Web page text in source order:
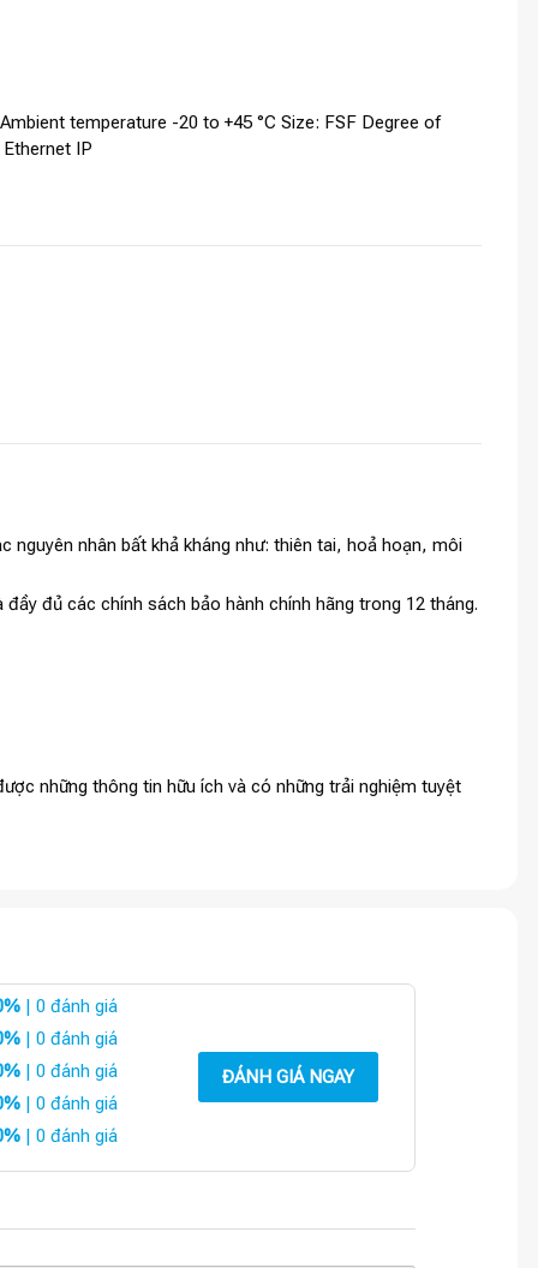
temperature -20 to +45 °C Size: FSF Degree of
IP
nhân bất khả kháng như: thiên tai, hoả hoạn, môi
đủ các chính sách bảo hành chính hãng trong 12 tháng.
những thông tin hữu ích và có những trải nghiệm tuyệt
| 0 đánh giá
| 0 đánh giá
| 0 đánh giá
| 0 đánh giá
| 0 đánh giá
ĐÁNH GIÁ NGAY